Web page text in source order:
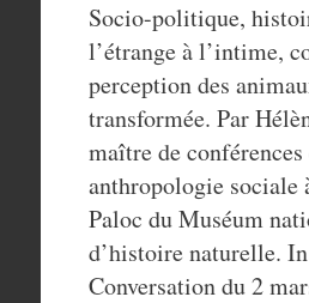
Socio-politique,
l’étrange à l’intime,
perception des
transformée. Par
maître de conférences
anthropologie sociale
Paloc du Muséum
d’histoire naturelle.
Conversation du 2